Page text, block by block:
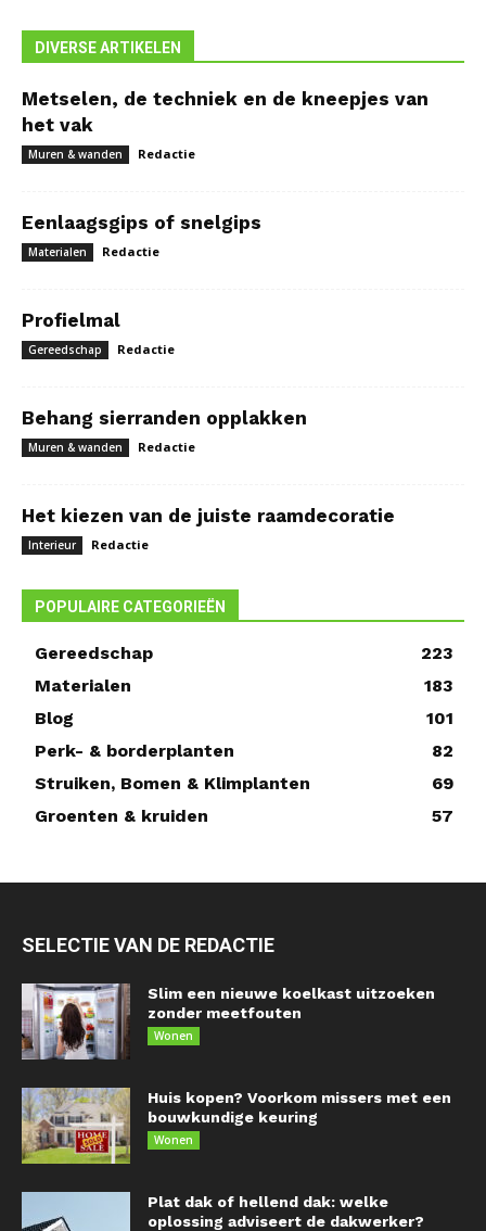
DIVERSE ARTIKELEN
Metselen, de techniek en de kneepjes van
het vak
Muren & wanden Redactie
Eenlaagsgips of snelgips
Materialen Redactie
Profielmal
Gereedschap Redactie
Behang sierranden opplakken
Muren & wanden Redactie
Het kiezen van de juiste raamdecoratie
Interieur Redactie
POPULAIRE CATEGORIEËN
Gereedschap
223
Materialen
183
Blog
101
Perk- & borderplanten
82
Struiken, Bomen & Klimplanten
69
Groenten & kruiden
57
SELECTIE VAN DE REDACTIE
Slim een nieuwe koelkast uitzoeken
zonder meetfouten
Wonen
Huis kopen? Voorkom missers met een
bouwkundige keuring
Wonen
Plat dak of hellend dak: welke
oplossing adviseert de dakwerker?